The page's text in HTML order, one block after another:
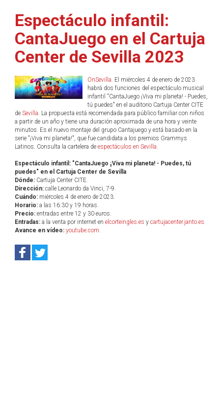
Espectáculo infantil:
CantaJuego en el Cartuja
Center de Sevilla 2023
OnSevilla. El miércoles 4 de enero de 2023
habrá dos funciones del espectáculo musical
infantil "CantaJuego ¡Viva mi planeta! - Puedes,
tú puedes" en el auditorio Cartuja Center CITE
de Sevilla. La propuesta está recomendada para público familiar con niños
a partir de un año y tiene una duración aproximada de una hora y veinte
minutos. Es el nuevo montaje del grupo Cantajuego y está basado en la
serie "¡Viva mi planeta!", que fue candidata a los premios Grammys
Latinos. Consulta la cartelera de espectáculos en Sevilla.
Espectáculo infantil: "CantaJuego ¡Viva mi planeta! - Puedes, tú
puedes" en el Cartuja Center de Sevilla
Dónde: Cartuja Center CITE.
Dirección: calle Leonardo da Vinci, 7-9.
Cuándo: miércoles 4 de enero de 2023.
Horario: a las 16:30 y 19 horas.
Precio: entradas entre 12 y 30 euros.
Entradas: a la venta por internet en elcorteingles.es y cartujacenter.janto.es.
Avance en vídeo: youtube.com.